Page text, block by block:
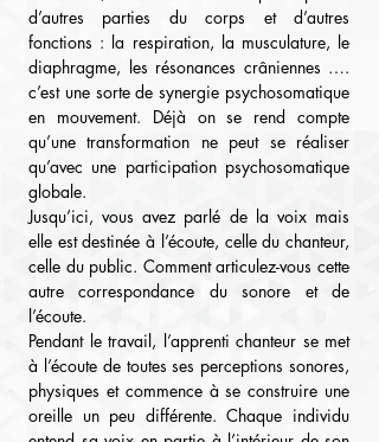
d’autres parties du corps et d’autres
fonctions : la respiration, la musculature, le
diaphragme, les résonances crâniennes ….
c’est une sorte de synergie psychosomatique
en mouvement. Déjà on se rend compte
qu’une transformation ne peut se réaliser
qu’avec une participation psychosomatique
globale.
Jusqu’ici, vous avez parlé de la voix mais
elle est destinée à l’écoute, celle du chanteur,
celle du public. Comment articulez-vous cette
autre correspondance du sonore et de
l’écoute.
Pendant le travail, l’apprenti chanteur se met
à l’écoute de toutes ses perceptions sonores,
physiques et commence à se construire une
oreille un peu différente. Chaque individu